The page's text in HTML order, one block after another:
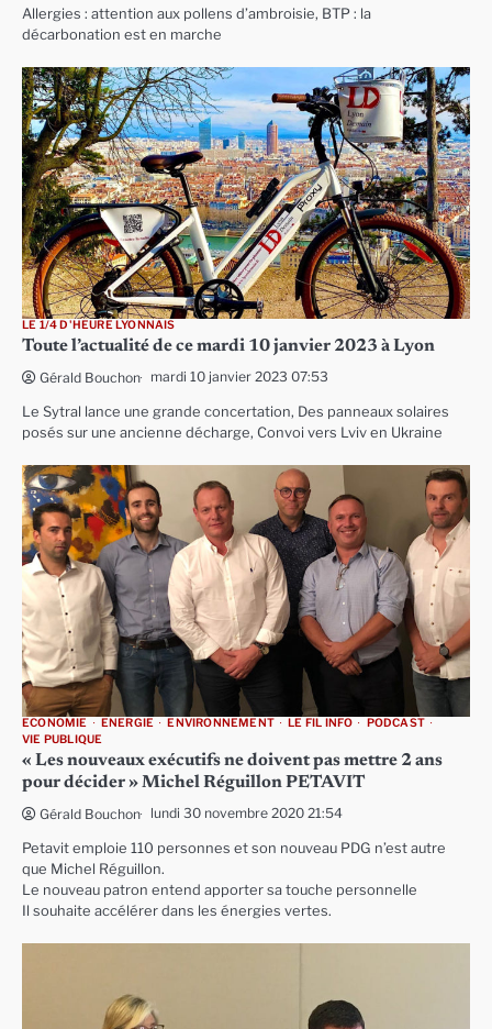
Allergies : attention aux pollens d’ambroisie, BTP : la
décarbonation est en marche
LE 1/4 D'HEURE LYONNAIS
Toute l’actualité de ce mardi 10 janvier 2023 à Lyon
Gérald Bouchon mardi 10 janvier 2023 07:53
Le Sytral lance une grande concertation, Des panneaux solaires
posés sur une ancienne décharge, Convoi vers Lviv en Ukraine
ECONOMIE ENERGIE ENVIRONNEMENT LE FIL INFO
PODCAST
VIE PUBLIQUE
« Les nouveaux exécutifs ne doivent pas mettre 2 ans
pour décider » Michel Réguillon PETAVIT
Gérald Bouchon lundi 30 novembre 2020 21:54
Petavit emploie 110 personnes et son nouveau PDG n’est autre
que Michel Réguillon.
Le nouveau patron entend apporter sa touche personnelle
Il souhaite accélérer dans les énergies vertes.